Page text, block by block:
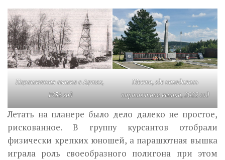
Парашютная вышка в Артях,
1936 год
Место, где находилась
парашютная вышка, 2022 год
Летать на планере было дело далеко не простое,
ри­скованное. В группу курсантов отобрали
физически крепких юношей, а пара­шютная вышка
играла роль своеобразного полигона при этом